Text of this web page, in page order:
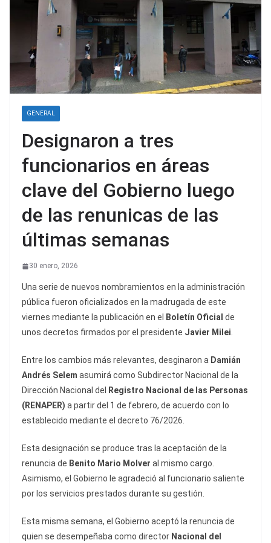
GENERAL
Designaron a tres
funcionarios en áreas
clave del Gobierno luego
de las renunicas de las
últimas semanas
30 enero, 2026
Una serie de nuevos nombramientos en la administración
pública fueron oficializados en la madrugada de este
viernes mediante la publicación en el
Boletín Oficial de
unos decretos firmados por el presidente Javier Milei.
Entre los cambios más relevantes, desginaron a Damián
Andrés Selem asumirá como Subdirector Nacional de la
Dirección Nacional del
Registro Nacional de las Personas
(RENAPER) a partir del 1 de febrero, de acuerdo con lo
establecido mediante el decreto 76/2026.
Esta designación se produce tras la aceptación de la
renuncia de Benito Mario Molver al mismo cargo.
Asimismo, el Gobierno le agradeció al funcionario saliente
por los servicios prestados durante su gestión.
Esta misma semana, el Gobierno aceptó la renuncia de
quien se desempeñaba como director Nacional del